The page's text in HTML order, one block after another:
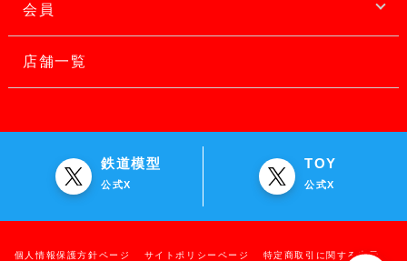
会員
店舗一覧
鉄道模型
公式X
TOY
公式X
個人情報保護方針ページ サイトポリシーページ 特定商取引に関する表示